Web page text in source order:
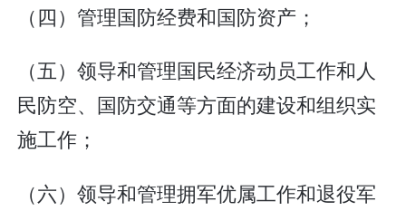
（四）管理国防经费和国防资产；
（五）领导和管理国民经济动员工作和人
民防空、国防交通等方面的建设和组织实
施工作；
（六）领导和管理拥军优属工作和退役军